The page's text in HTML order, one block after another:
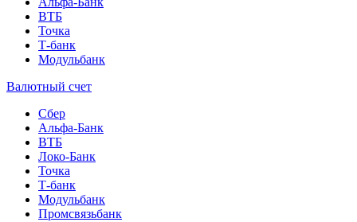
ВТБ
Точка
Т-банк
Модульбанк
Валютный счет
Сбер
Альфа-Банк
ВТБ
Локо-Банк
Точка
Т-банк
Модульбанк
Промсвязьбанк